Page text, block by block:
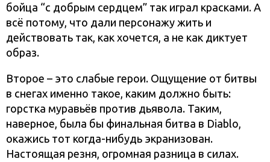
бойца “с добрым сердцем” так играл красками. А
всё потому, что дали персонажу жить и
действовать так, как хочется, а не как диктует
образ.
Второе – это слабые герои. Ощущение от битвы
в снегах именно такое, каким должно быть:
горстка муравьёв против дьявола. Таким,
наверное, была бы финальная битва в Diablo,
окажись тот когда-нибудь экранизован.
Настоящая резня, огромная разница в силах.